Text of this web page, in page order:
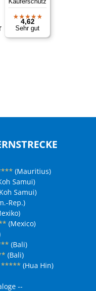
(Mauritius)
Samui)
Samui)
Rep.)
(Mexico)
(Bali)
(Bali)
***** (Hua Hin)
--